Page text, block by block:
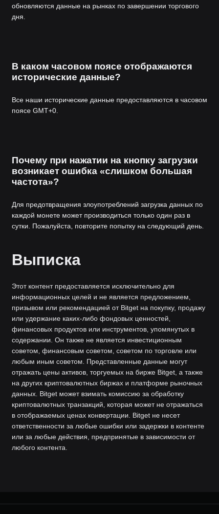
обновляются данные на рынках по завершении торгового
дня.
В каком часовом поясе отображаются
исторические данные?
Все наши исторические данные предоставляются в часовом
поясе GMT+0.
Почему при нажатии на кнопку загрузки
возникает ошибка «слишком большая
частота»?
Для предотвращения злоупотреблений загрузка данных по
каждой монете может производиться только один раз в
сутки. Пожалуйста, повторите попытку на следующий день.
Выписка
Этот контент предоставляется исключительно для
информационных целей и не является предложением,
призывом или рекомендацией от Bitget на покупку, продажу
или удержание каких-либо фондовых ценностей,
финансовых продуктов или инструментов, упомянутых в
содержании. Он также не является инвестиционным
советом, финансовым советом, советом по торговле или
любым иным советом. Представленные данные могут
отражать цены активов, торгуемых на бирже Bitget, а также
на других криптовалютных биржах и платформе рыночных
данных. Bitget может взимать комиссию за обработку
криптовалютных транзакций, которая может не отражаться
в отображаемых ценах конвертации. Bitget не несет
ответственности за любые ошибки или задержки в контенте
или за любые действия, предпринятые в зависимости от
любого контента.